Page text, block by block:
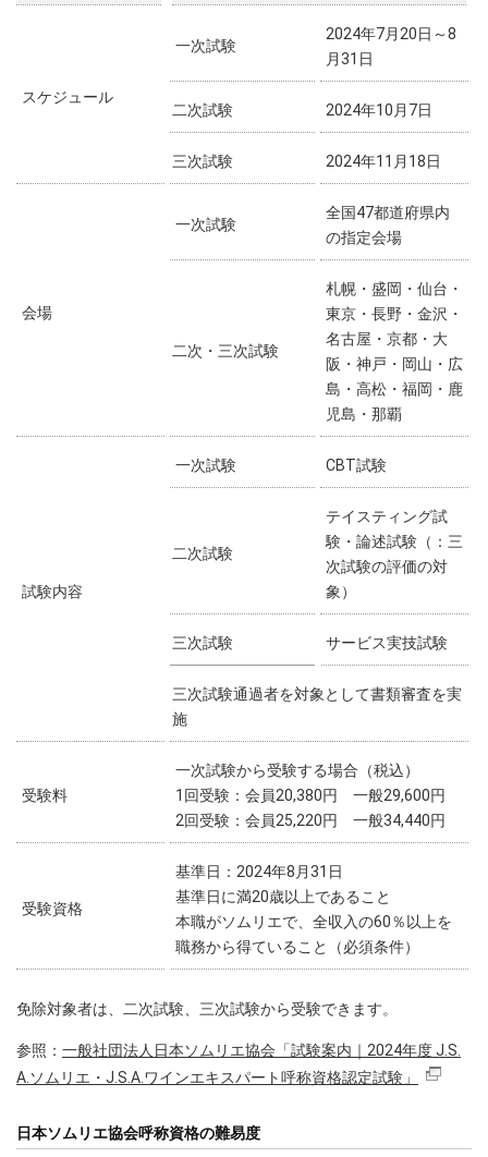
スケジュール
一次試験
2024年7月20日～8
月31日
二次試験 2024年10月7日
三次試験 2024年11月18日
会場
一次試験
全国47都道府県内
の指定会場
二次・三次試験
札幌・盛岡・仙台・
東京・長野・金沢・
名古屋・京都・大
阪・神戸・岡山・広
島・高松・福岡・鹿
児島・那覇
試験内容
一次試験 CBT試験
二次試験
テイスティング試
験・論述試験（：三
次試験の評価の対
象）
三次試験 サービス実技試験
三次試験通過者を対象として書類審査を実
施
受験料
一次試験から受験する場合（税込）
1回受験：会員20,380円 一般29,600円
2回受験：会員25,220円 一般34,440円
受験資格
基準日：2024年8月31日
基準日に満20歳以上であること
本職がソムリエで、全収入の60％以上を
職務から得ていること（必須条件）
免除対象者は、二次試験、三次試験から受験できます。
参照： 一般社団法人日本ソムリエ協会「試験案内｜2024年度 J.S.
A.ソムリエ・J.S.A.ワインエキスパート呼称資格認定試験」
日本ソムリエ協会呼称資格の難易度